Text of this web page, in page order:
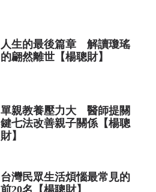
人生的最後篇章 解讀瓊瑤
的翩然離世【楊聰財】
單親教養壓力大 醫師提關
鍵七法改善親子關係【楊聰
財】
台灣民眾生活煩惱最常見的